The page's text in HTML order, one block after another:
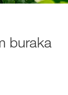
buraka